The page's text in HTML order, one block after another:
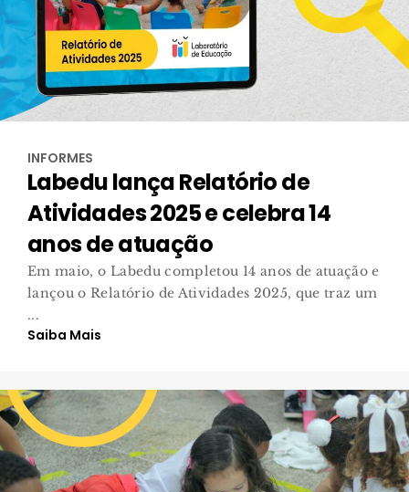
INFORMES
Labedu lança Relatório de
Atividades 2025 e celebra 14
anos de atuação
Em maio, o Labedu completou 14 anos de atuação e
lançou o Relatório de Atividades 2025, que traz um
...
Saiba Mais